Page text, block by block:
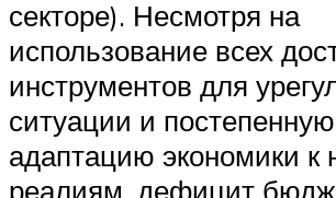
секторе). Несмотря на
использование всех
инструментов для
ситуации и постепенную
адаптацию экономики к
реалиям, дефицит